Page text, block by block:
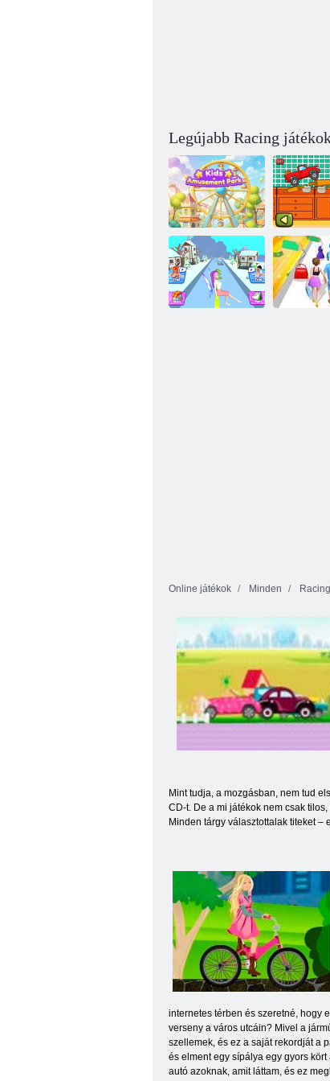
Legújabb Racing
Gyerek
Vidámpark
Apró
Online játékok Minden
Mint tudja, a mozgásban, nem tud
CD-t. De a mi játékok nem csak
Minden tárgy választottalak titeket –
internetes térben és szeretné, hogy
verseny a város utcáin? Mivel a
szellemek, és ez a saját rekordját a
és elment egy sípálya egy gyors
autó azoknak, amit láttam, és ez